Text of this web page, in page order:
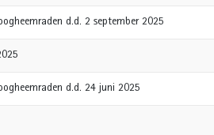
d.d. 2 september 2025
d.d. 24 juni 2025